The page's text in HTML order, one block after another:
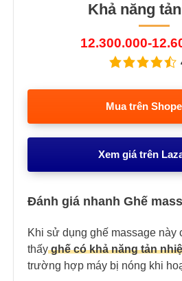
Khả năng
12.300.000-
Mua trên
Xem giá trên
Đánh giá nhanh Ghế
Khi sử dụng ghế massage này
thấyghế có khả năng tản
trường hợp máy bị nóng khi